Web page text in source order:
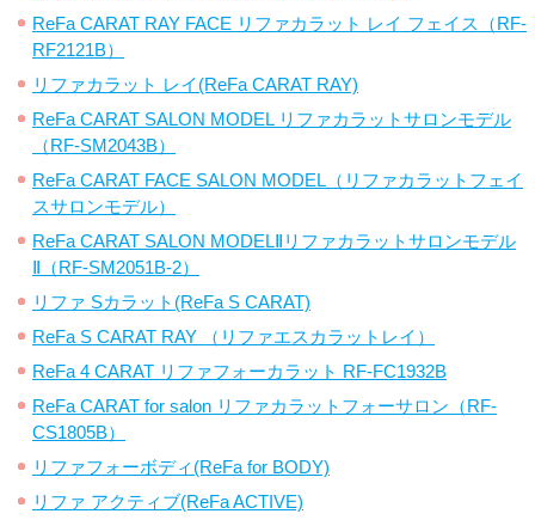
ReFa CARAT RAY FACE リファカラット レイ フェイス（RF-
RF2121B）
リファカラット レイ(ReFa CARAT RAY)
ReFa CARAT SALON MODEL リファカラットサロンモデル
（RF-SM2043B）
ReFa CARAT FACE SALON MODEL（リファカラットフェイ
スサロンモデル）
ReFa CARAT SALON MODELⅡリファカラットサロンモデル
Ⅱ（RF-SM2051B-2）
リファ Sカラット(ReFa S CARAT)
ReFa S CARAT RAY （リファエスカラットレイ）
ReFa 4 CARAT リファフォーカラット RF-FC1932B
ReFa CARAT for salon リファカラットフォーサロン（RF-
CS1805B）
リファフォーボディ(ReFa for BODY)
リファ アクティブ(ReFa ACTIVE)